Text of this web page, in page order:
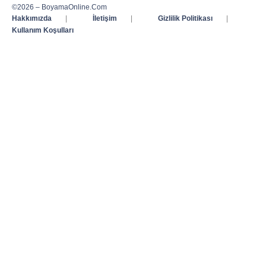
©2026 – BoyamaOnline.Com
Hakkımızda
| İletişim | Gizlilik Politikası
|
Kullanım Koşulları